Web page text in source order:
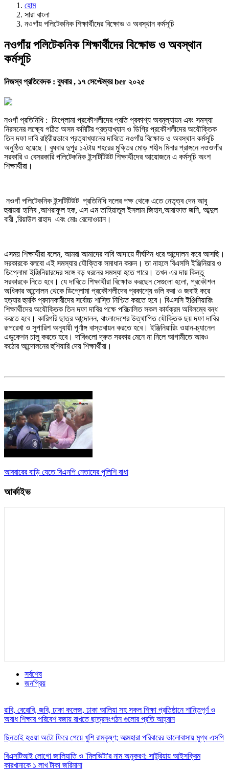
হোম
সারা বাংলা
নওগাঁয় পলিটেকনিক শিক্ষার্থীদের বিক্ষোভ ও অবস্থান কর্মসূচি
নওগাঁয় পলিটেকনিক শিক্ষার্থীদের বিক্ষোভ ও অবস্থান
কর্মসূচি
নিজস্ব প্রতিবেদক : বুধবার , ১৭ সেপ্টেম্বর ber ২০২৫
নওগাঁ প্রতিনিধি : ডিপ্লোমা প্রকৌশলীদের প্রতি প্রকাশ্য অবমূল্যায়ন এবং সমস্যা
নিরসনের লক্ষ্যে গঠিত অসম কমিটির প্রত্যাখ্যান ও ডিগ্রি প্রকৌশলীদের অযৌক্তিক
তিন দফা দাবি রাষ্ট্রীয়ভাবে প্রত্যাখ্যানের দাবিতে নওগাঁয় বিক্ষোভ ও অবস্থান কর্মসূচি
অনুষ্ঠিত হয়েছে। বুধবার দুপুর ১২টায় শহরের মুক্তির মোড় শহীদ মিনার প্রাঙ্গনে নওওগাঁর
সরকারি ও বেসরকারি পলিটেকনিক ইন্সটিটিউট শিক্ষার্থীদের আয়োজনে এ কর্মসূচি অংশ
শিক্ষার্থীরা।
নওগাঁ পলিটেকনিক ইন্সটিটিউট প্রতিনিধি দলের পক্ষ থেকে এতে নেতৃত্ব দেন আবু
হুরায়রা হাসিব ,আশরাফুল হক, এস এম তাহিয়াতুল ইসলাম জিহাদ,আরাফাত জনি, আব্দুল
বারী ,রিয়াউল রাহাদ এবং মোঃ রেদোওয়ান।
এসময় শিক্ষার্থীরা বলেন, আমরা আমাদের দাবি আদায়ে দীর্ঘদিন ধরে আন্দোলন করে আসছি।
সরকারকে বলবো এই সমস্যার যৌক্তিক সমাধান করুন। তা নাহলে বিএসসি ইঞ্জিনিয়ার ও
ডিপ্লোমা ইঞ্জিনিয়ারদের সঙ্গে বড় ধরনের সমস্যা হতে পারে। তখন এর দায় কিন্তু
সরকারকে নিতে হবে। যে দাবিতে শিক্ষার্থীরা বিক্ষোভ করছেন সেগুলো হলো, প্রকৌশল
অধিকার আন্দোলন থেকে ডিপ্লোমা প্রকৌশলীদের প্রকাশ্যে গুলি করা ও জবাই করে
হত্যার হুমকি প্রদানকারীদের সর্বোচ্চ শাস্তি নিশ্চিত করতে হবে। বিএসসি ইঞ্জিনিয়ারিং
শিক্ষার্থীদের অযৌক্তিক তিন দফা দাবির পক্ষে পরিচালিত সকল কার্যক্রম অবিলম্বে বন্ধ
করতে হবে। কারিগরি ছাত্র আন্দোলন, বাংলাদেশের উত্থাপিত যৌক্তিক ছয় দফা দাবির
রূপরেখা ও সুপারিশ অনুযায়ী পূর্ণাঙ্গ বাস্তবায়ন করতে হবে। ইঞ্জিনিয়ারিং ওয়ান-চ্যানেল
এডুকেশন চালু করতে হবে। দাবিগুলো দ্রুত সরকার মেনে না নিলে আগামীতে আরও
কঠোর আন্দোলনের হুশিযারি দেয় শিক্ষার্থীরা।
আবরারের বাড়ি যেতে বিএনপি নেতাদের পুলিশি বাধা
আর্কাইভ
সর্বশেষ
জনপ্রিয়
রাবি, বেরোবি, জবি, ঢাকা কলেজ, ঢাকা আলিয়া সহ সকল শিক্ষা প্রতিষ্ঠানে শান্তিপূর্ণ ও
অবাধ শিক্ষার পরিবেশ বজায় রাখতে ছাত্রসংগঠন গুলোর প্রতি আহ্বান
ছিনতাই হওয়া অটো ফিরে পেয়ে খুশি রামকৃষ্ণ; আত্মহারা পরিবারের ভালোবাসায় মুগ্ধ এসপি
বিএসটিআই লোগো জালিয়াতি ও 'মিলভিটা'র নাম অনুকরণ: সাটুরিয়ায় আইসক্রিম
কারখানাকে ১ লাখ টাকা জরিমানা